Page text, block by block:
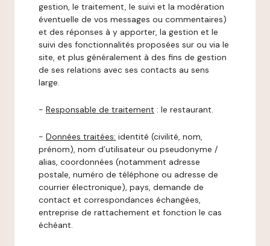
gestion, le traitement, le suivi et la modération
éventuelle de vos messages ou commentaires)
et des réponses à y apporter, la gestion et le
suivi des fonctionnalités proposées sur ou via le
site, et plus généralement à des fins de gestion
de ses relations avec ses contacts au sens
large.
- Responsable de traitement : le restaurant.
- Données traitées: identité (civilité, nom,
prénom), nom d’utilisateur ou pseudonyme /
alias, coordonnées (notamment adresse
postale, numéro de téléphone ou adresse de
courrier électronique), pays, demande de
contact et correspondances échangées,
entreprise de rattachement et fonction le cas
échéant.